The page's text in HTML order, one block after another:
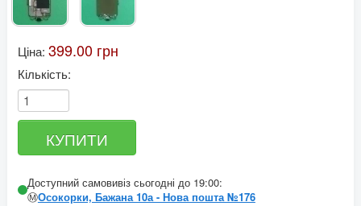
Ціна: 399.00 грн
Кількість:
Доступний самовивіз сьогодні до 19:00:
Ⓜ️Осокорки, Бажана 10а - Нова пошта №176